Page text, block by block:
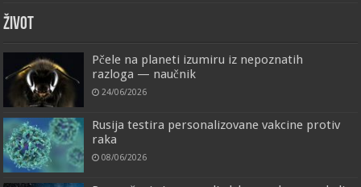
ŽIVOT
Pčele na planeti izumiru iz nepoznatih
razloga — naučnik
24/06/2026
Rusija testira personalizovane vakcine protiv
raka
08/06/2026